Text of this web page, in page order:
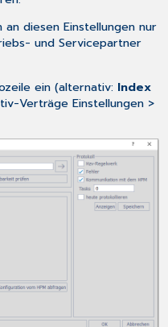
an diesen Einstellungen nur
und Servicepartner
ein (alternativ: Index
Verträge Einstellungen >